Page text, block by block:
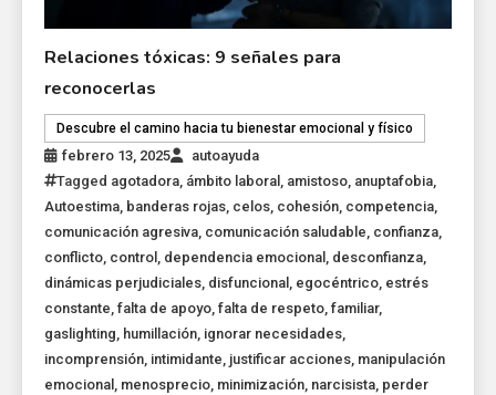
Relaciones tóxicas: 9 señales para
reconocerlas
Descubre el camino hacia tu bienestar emocional y físico
febrero 13, 2025
autoayuda
Tagged agotadora, ámbito laboral , amistoso, anuptafobia,
Autoestima, banderas rojas, celos, cohesión, competencia,
comunicación agresiva, comunicación saludable, confianza,
conflicto, control , dependencia emocional , desconfianza,
dinámicas perjudiciales, disfuncional , egocéntrico, estrés
constante,falta de apoyo,falta de respeto,familiar,
gaslighting, humillación, ignorar necesidades,
incomprensión, intimidante, justificar acciones, manipulación
emocional , menosprecio, minimización, narcisista, perder